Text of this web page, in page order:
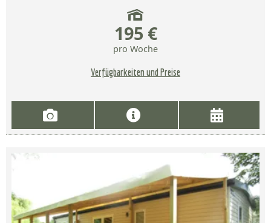
195 €
pro Woche
Verfügbarkeiten und Preise